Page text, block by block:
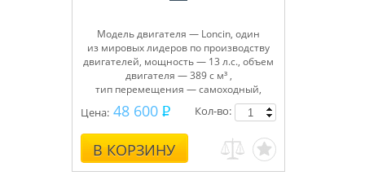
Модель двигателя — Loncin, один
из мировых лидеров по производству
двигателей, мощность — 13 л.с., объем
двигателя — 389 с м³ ,
тип перемещения — самоходный,
объем топливного бака — 6,5 л, ширина
захвата — 83 см, высота захвата — 54
см, регулировка высоты желоба — 2
положения джойстиком с панели
оператора, направление
горизонтального выброса снега — 190°,
Цена: 48 600
В КОРЗИНУ
Кол-во: